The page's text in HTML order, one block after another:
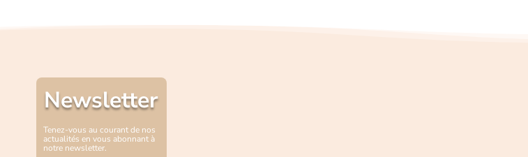
Newsletter
Tenez-vous au courant de nos
actualités en vous abonnant à
notre newsletter.